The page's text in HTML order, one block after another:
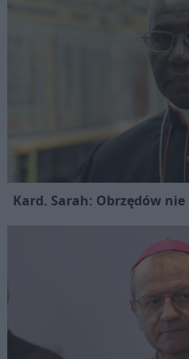
Kard. Sarah: Obrzędów